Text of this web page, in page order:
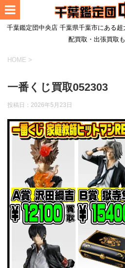
千葉鑑定団中央店 千葉県千葉市にある
配買取・出張買取
HOME >
一番くじ買取052303
投稿日： 2026年5月23日